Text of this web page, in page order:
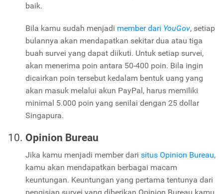
baik.
Bila kamu sudah menjadi member dari YouGov, setiap
bulannya akan mendapatkan sekitar dua atau tiga
buah survei yang dapat diikuti. Untuk setiap survei,
akan menerima poin antara 50-400 poin. Bila ingin
dicairkan poin tersebut kedalam bentuk uang yang
akan masuk melalui akun PayPal, harus memiliki
minimal 5.000 poin yang senilai dengan 25 dollar
Singapura.
Opinion Bureau
Jika kamu menjadi member dari situs Opinion Bureau,
kamu akan mendapatkan berbagai macam
keuntungan. Keuntungan yang pertama tentunya dari
pengisian survei yang diberikan Opinion Bureau kamu